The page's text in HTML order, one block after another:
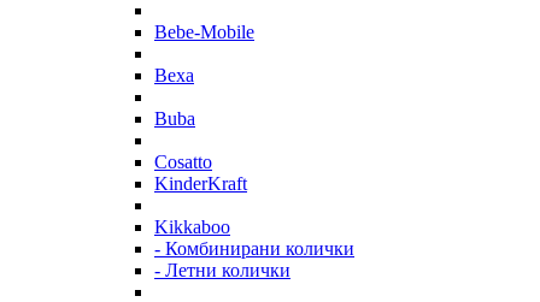
Bebe-Mobile
Bexa
Buba
Cosatto
KinderKraft
Kikkaboo
- Комбинирани колички
- Летни колички